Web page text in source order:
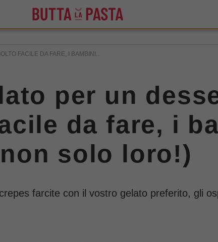
FACILE DA FARE, I BAMBINI...
per un
da fare, i
solo loro!)
farcite con il vostro gelato preferito, gli